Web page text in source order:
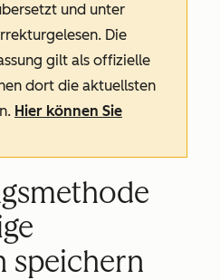
und unter
Die
gilt als offizielle
dort die aktuellsten
Hier können Sie
speichern